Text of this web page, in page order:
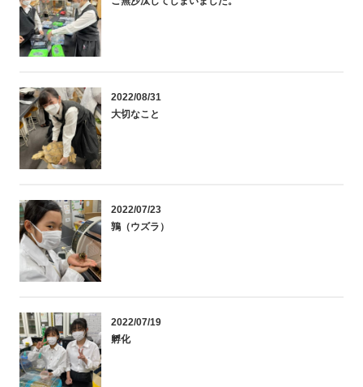
2022/08/31
大切なこと
2022/07/23
鶉（ウズラ）
2022/07/19
孵化